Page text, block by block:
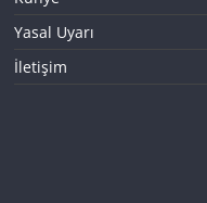
Yasal Uyarı
İletişim